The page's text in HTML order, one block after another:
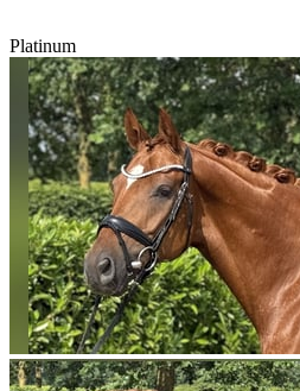
Platinum